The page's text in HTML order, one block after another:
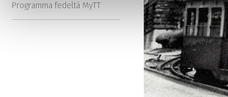
Programma fedeltà MyTT